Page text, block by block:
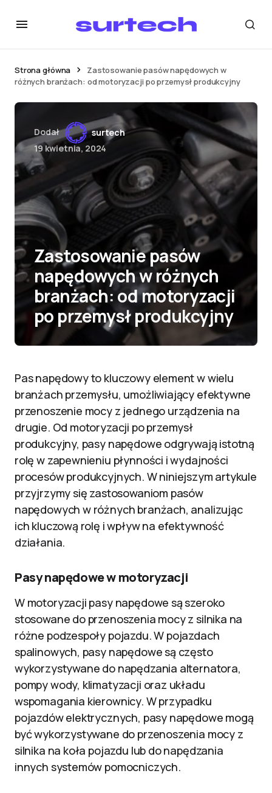
Strona główna
Zastosowanie pasów napędowych w
różnych branżach: od motoryzacji po przemysł produkcyjny
Dodał
surtech
19 kwietnia, 2024
Zastosowanie pasów
napędowych w różnych
branżach: od motoryzacji
po przemysł produkcyjny
Pas napędowy to kluczowy element w wielu
branżach przemysłu, umożliwiający efektywne
przenoszenie mocy z jednego urządzenia na
drugie. Od motoryzacji po przemysł
produkcyjny, pasy napędowe odgrywają istotną
rolę w zapewnieniu płynności i wydajności
procesów produkcyjnych. W niniejszym artykule
przyjrzymy się zastosowaniom pasów
napędowych w różnych branżach, analizując
ich kluczową rolę i wpływ na efektywność
działania.
Pasy napędowe w motoryzacji
W motoryzacji pasy napędowe są szeroko
stosowane do przenoszenia mocy z silnika na
różne podzespoły pojazdu. W pojazdach
spalinowych, pasy napędowe są często
wykorzystywane do napędzania alternatora,
pompy wody, klimatyzacji oraz układu
wspomagania kierownicy. W przypadku
pojazdów elektrycznych, pasy napędowe mogą
być wykorzystywane do przenoszenia mocy z
silnika na koła pojazdu lub do napędzania
innych systemów pomocniczych.